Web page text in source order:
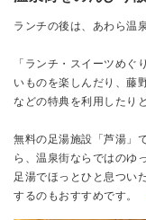
ランチの後は、あわら温
「ランチ・スイーツめ
いものを楽しんだり、藤
などの特典を利用したり
無料の足湯施設「芦湯」
ら、温泉街ならではのゆ
足湯でほっとひと息つい
するのもおすすめです。